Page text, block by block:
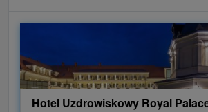
Hotel Uzdrowiskowy Royal